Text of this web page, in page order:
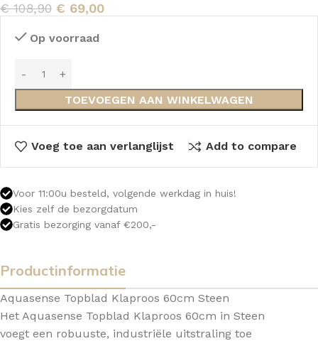
€108,90 € 69,00
Op voorraad
TOEVOEGEN AAN WINKELWAGEN
Voeg toe aan verlanglijst Add to compare
Voor 11:00u besteld, volgende werkdag in huis!
Kies zelf de bezorgdatum
Gratis bezorging vanaf €200,-
Productinformatie
Aquasense Topblad Klaproos 60cm Steen
Het Aquasense Topblad Klaproos 60cm in Steen
voegt een robuuste, industriële uitstraling toe